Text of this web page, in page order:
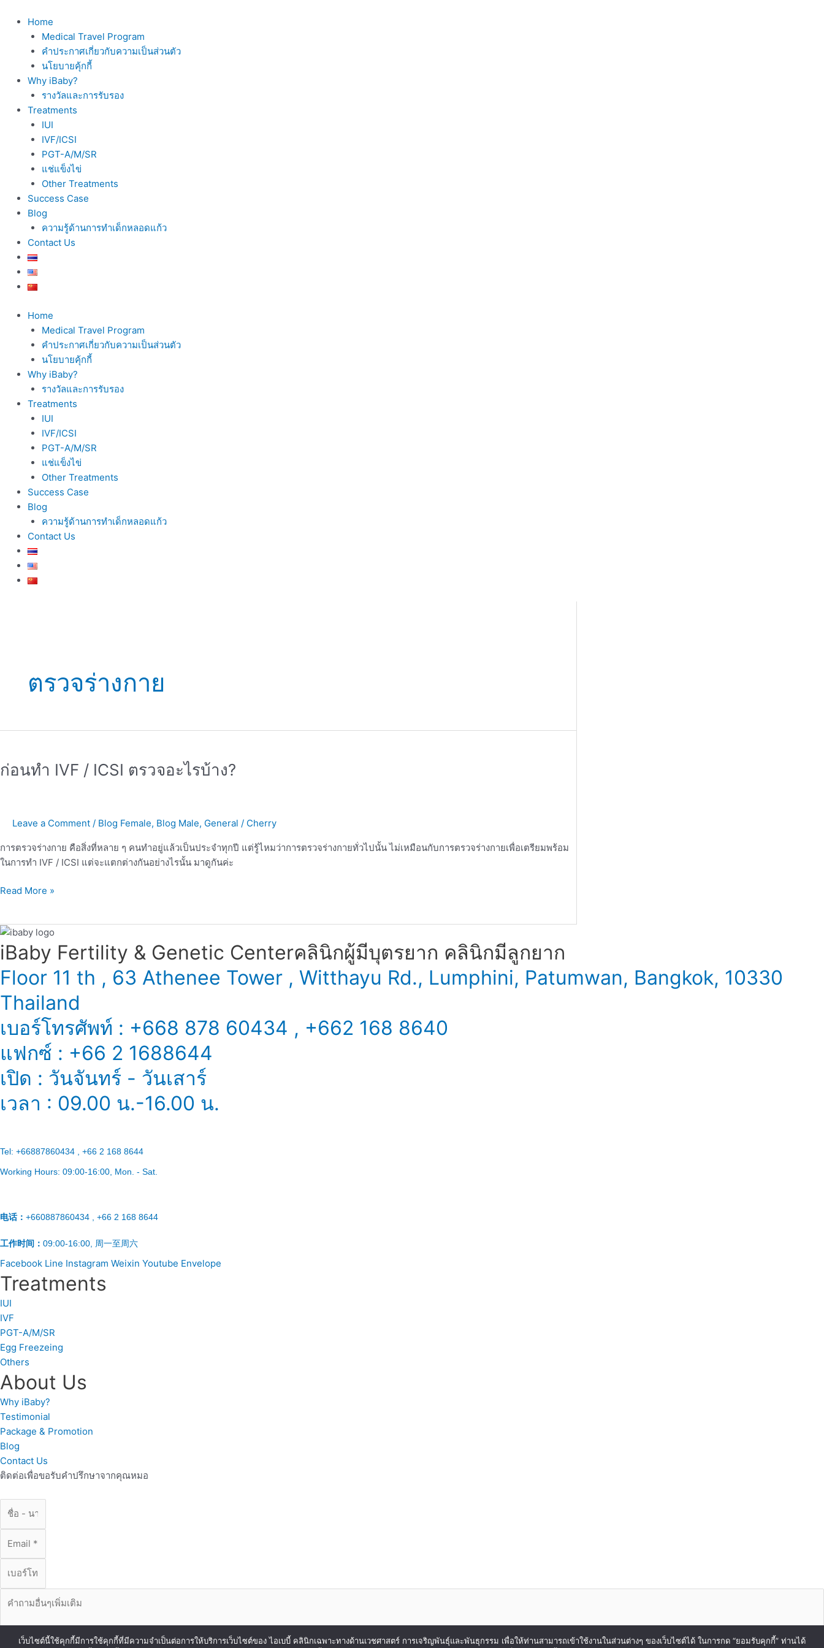
content
Home
Medical Travel Program
คำประกาศเกี่ยวกับความเป็นส่วนตัว
นโยบายคุ้กกี้
Why iBaby?
รางวัลและการรับรอง
Treatments
IUI
IVF/ICSI
PGT-A/M/SR
แช่แข็งไข่
Other Treatments
Success Case
Blog
ความรู้ด้านการทำเด็กหลอดแก้ว
Contact Us
Home
Medical Travel Program
คำประกาศเกี่ยวกับความเป็นส่วนตัว
นโยบายคุ้กกี้
Why iBaby?
รางวัลและการรับรอง
Treatments
IUI
IVF/ICSI
PGT-A/M/SR
แช่แข็งไข่
Other Treatments
Success Case
Blog
ความรู้ด้านการทำเด็กหลอดแก้ว
Contact Us
ตรวจร่างกาย
ก่อนทำ IVF / ICSI ตรวจอะไรบ้าง?
Leave a Comment / Blog Female, Blog Male, General / Cherry
การตรวจร่างกาย คือสิ่งที่หลาย ๆ คนทำอยู่แล้วเป็นประจำทุกปี แต่รู้ไหมว่าการตรวจร่างกายทั่วไปนั้น ไม่เหมือนกับการตรวจร่างกายเพื่อเตรียมพร้อม
ในการทำ IVF / ICSI แต่จะแตกต่างกันอย่างไรนั้น มาดูกันค่ะ
IVF
อะไร
Read More »
iBaby Fertility & Genetic Center​ คลินิกผู้มีบุตรยาก คลินิกมีลูกยาก
Floor 11 th , 63 Athenee Tower , Witthayu Rd., Lumphini, Patumwan, Bangkok, 10330
Thailand
เบอร์โทรศัพท์ : +668 878 60434 , +662 168 8640
แฟกซ์ : +66 2 1688644
เปิด : วันจันทร์ - วันเสาร์
เวลา : 09.00 น.-16.00 น.
Tel: +66887860434 , +66 2 168 8644
Working Hours: 09:00-16:00 , Mon. - Sat.
电话： +660887860434 , +66 2 168 8644
工作时间： 09:00-16:00, 周一至周六
Facebook Line Instagram Weixin Youtube Envelope
Treatments
IUI
IVF
PGT-A/M/SR
Egg Freezeing
Others
About Us
Why iBaby?
Testimonial
Package & Promotion
Blog
Contact Us
ติดต่อเพื่อขอรับคำปรึกษาจากคุณหมอ
เว็บไซต์นี้ใช้คุกกี้มีการใช้คุกกี้ที่มีความจำเป็นต่อการให้บริการเว็บไซต์ของ ไอเบบี้ คลินิกเฉพาะทางด้านเวชศาสตร์ การเจริญพันธุ์และพันธุกรรม เพื่อให้ท่านสามารถเข้าใช้งานในส่วนต่างๆ ของเว็บไซต์ได้ ในการกด “ยอมรับคุกกี้” ท่านได้